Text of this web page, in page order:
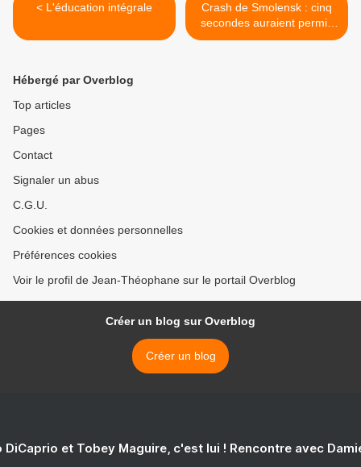
< L'éducation intégrale
Crash de Smolensk : cinq
secondes auraient permis
d'éviter le pire (Journal) >
Hébergé par Overblog
Top articles
Pages
Contact
Signaler un abus
C.G.U.
Cookies et données personnelles
Préférences cookies
Voir le profil de Jean-Théophane sur le portail Overblog
Créer un blog sur Overblog
Créer un blog
DiCaprio et Tobey Maguire, c'est lui ! Rencontre avec